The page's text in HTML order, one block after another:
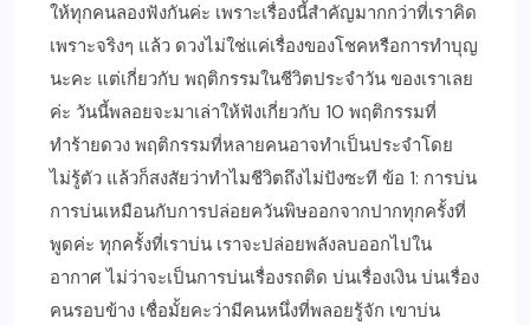
ให้ทุกคนลองฟังกันค่ะ เพราะเรื่องนี้สำคัญมากกว่าที่เราคิด
เพราะจริงๆ แล้ว ดวงไม่ใช่แค่เรื่องของโชคหรือการทำบุญ
นะคะ แต่เกี่ยวกับ พฤติกรรมในชีวิตประจำวัน ของเราเลย
ค่ะ วันนี้พลอยจะมาเล่าให้ฟังเกี่ยวกับ 10 พฤติกรรมที่
ทำร้ายดวง พฤติกรรมที่หลายคนอาจทำเป็นประจำโดย
ไม่รู้ตัว แล้วก็สงสัยว่าทำไมชีวิตถึงไม่ปังซะที ข้อ 1: การบ่น
การบ่นเหมือนกับการปล่อยควันพิษออกจากปากทุกครั้งที่
พูดค่ะ ทุกครั้งที่เราบ่น เราจะปล่อยพลังลบออกไปใน
อากาศ ไม่ว่าจะเป็นการบ่นเรื่องรถติด บ่นเรื่องเงิน บ่นเรื่อง
คนรอบข้าง เชื่อมั้ยคะว่ามีคนหนึ่งที่พลอยรู้จัก เขาบ่น